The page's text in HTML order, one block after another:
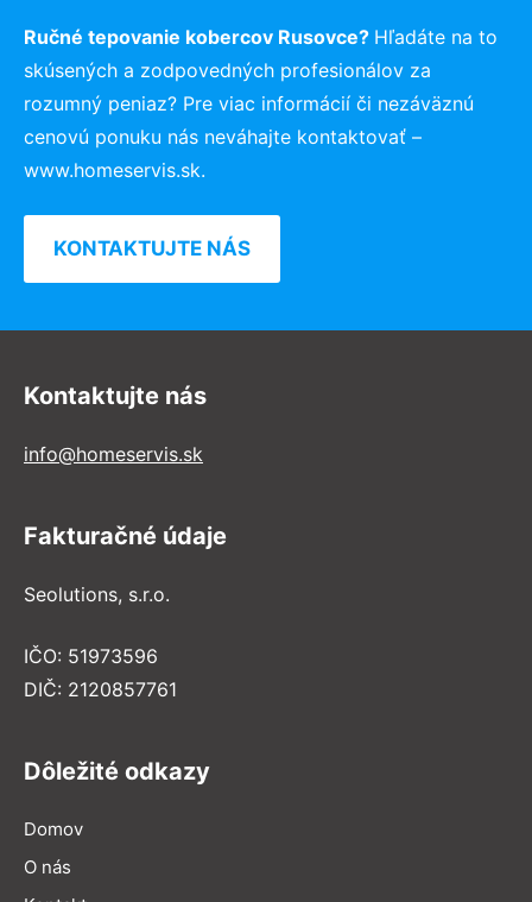
Ručné tepovanie kobercov Rusovce? Hľadáte na to
skúsených a zodpovedných profesionálov za
rozumný peniaz? Pre viac informácií či nezáväznú
cenovú ponuku nás neváhajte kontaktovať –
www.homeservis.sk.
KONTAKTUJTE NÁS
Kontaktujte nás
info@homeservis.sk
Fakturačné údaje
Seolutions, s.r.o.
IČO: 51973596
DIČ: 2120857761
Dôležité odkazy
Domov
O nás